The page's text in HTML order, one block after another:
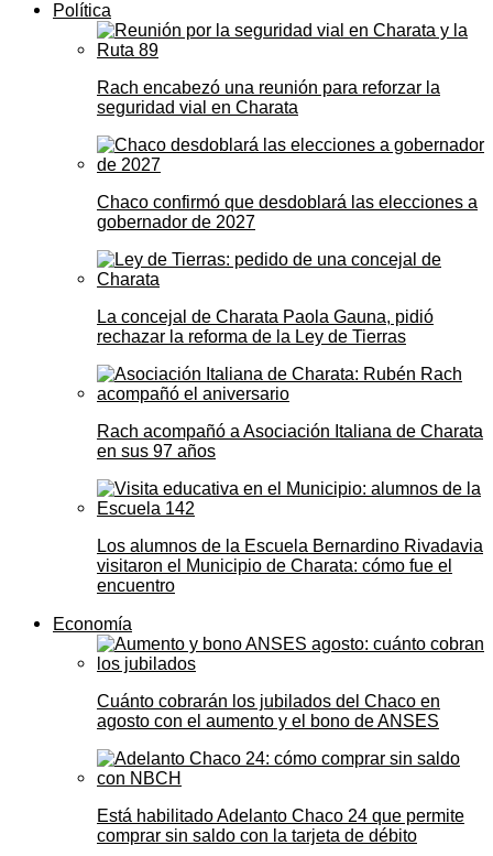
Política
Rach encabezó una reunión para reforzar la
seguridad vial en Charata
Chaco confirmó que desdoblará las elecciones a
gobernador de 2027
La concejal de Charata Paola Gauna, pidió
rechazar la reforma de la Ley de Tierras
Rach acompañó a Asociación Italiana de Charata
en sus 97 años
Los alumnos de la Escuela Bernardino Rivadavia
visitaron el Municipio de Charata: cómo fue el
encuentro
Economía
Cuánto cobrarán los jubilados del Chaco en
agosto con el aumento y el bono de ANSES
Está habilitado Adelanto Chaco 24 que permite
comprar sin saldo con la tarjeta de débito